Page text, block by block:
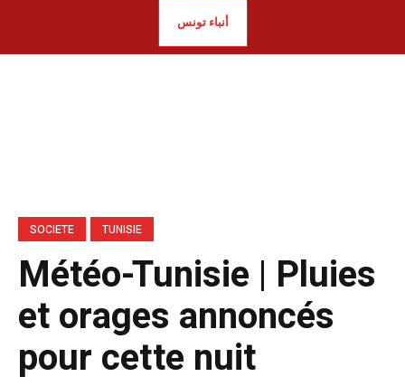
أنباء تونس
SOCIETE TUNISIE
Météo-Tunisie | Pluies
et orages annoncés
pour cette nuit